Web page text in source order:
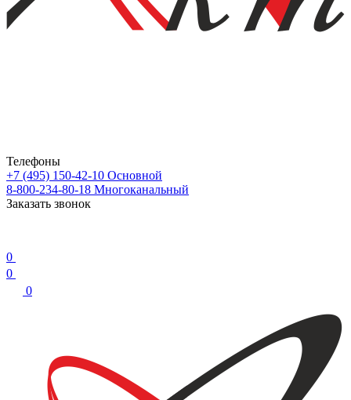
Телефоны
+7 (495) 150-42-10 Основной
8-800-234-80-18 Многоканальный
Заказать звонок
0
0
0